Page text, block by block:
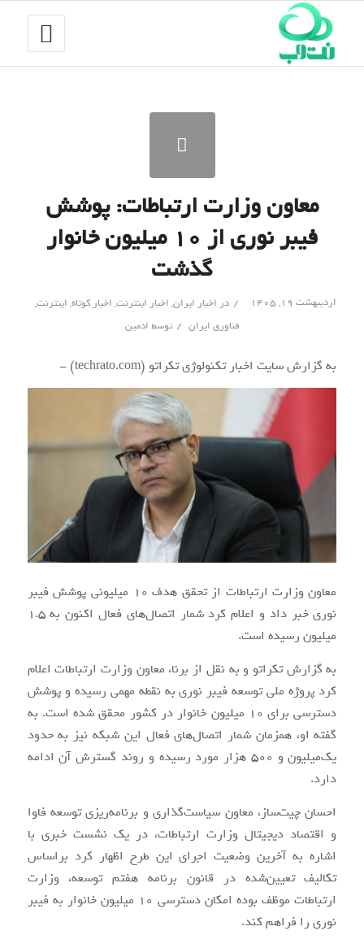
معاون وزارت ارتباطات: پوشش
فیبر نوری از ۱۰ میلیون خانوار
گذشت
اردیبهشت ۱۹, ۱۴۰۵ / در اخبار ایران, اخبار اینترنت, اخبار کوتاه, اینترنت,
فناوری ایران / توسط ادمین
به گزارش سایت اخبار تکنولوژی تکراتو (techrato.com) -
معاون وزارت ارتباطات از تحقق هدف ۱۰ میلیونی پوشش فیبر
نوری خبر داد و اعلام کرد شمار اتصال‌های فعال اکنون به ۱.۵
میلیون رسیده است.
به گزارش تکراتو و به نقل از برنا، معاون وزارت ارتباطات اعلام
کرد پروژه ملی توسعه فیبر نوری به نقطه مهمی رسیده و پوشش
دسترسی برای ۱۰ میلیون خانوار در کشور محقق شده است. به
گفته او، همزمان شمار اتصال‌های فعال این شبکه نیز به حدود
یک‌میلیون و ۵۰۰ هزار مورد رسیده و روند گسترش آن ادامه
دارد.
احسان چیت‌ساز، معاون سیاست‌گذاری و برنامه‌ریزی توسعه فاوا
و اقتصاد دیجیتال وزارت ارتباطات، در یک نشست خبری با
اشاره به آخرین وضعیت اجرای این طرح اظهار کرد براساس
تکالیف تعیین‌شده در قانون برنامه هفتم توسعه، وزارت
ارتباطات موظف بوده امکان دسترسی ۱۰ میلیون خانوار به فیبر
نوری را فراهم کند.